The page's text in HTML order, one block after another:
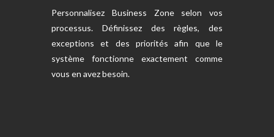
Personnalisez Business Zone selon vos
processus. Définissez des règles, des
exceptions et des priorités afin que le
système fonctionne exactement comme
vous en avez besoin.